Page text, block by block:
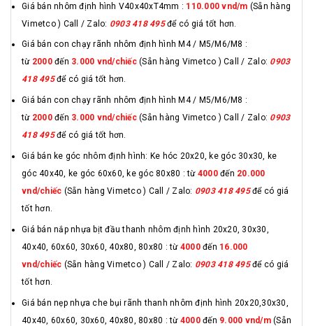
Giá bán nhôm định hình V40x40xT4mm : 110.000 vnd/m (Sẵn hàng
Vimetco ) Call / Zalo: 0903 418 495để có giá tốt hơn.
Giá bán con chạy rãnh nhôm định hình M4 / M5/M6/M8 :
từ 2000đến 3.000 vnd/chiếc(Sẵn hàng Vimetco ) Call / Zalo: 0903
418 495để có giá tốt hơn.
Giá bán con chạy rãnh nhôm định hình M4 / M5/M6/M8 :
từ 2000đến 3.000 vnd/chiếc(Sẵn hàng Vimetco ) Call / Zalo: 0903
418 495để có giá tốt hơn.
Giá bán ke góc nhôm định hình: Ke hóc 20x20, ke góc 30x30, ke
góc 40x40, ke góc 60x60, ke góc 80x80 : từ 4000đến 20.000
vnd/chiếc (Sẵn hàng Vimetco ) Call / Zalo: 0903 418 495để có giá
tốt hơn.
Giá bán nắp nhựa bịt đầu thanh nhôm định hình 20x20, 30x30,
40x40, 60x60, 30x60, 40x80, 80x80 : từ 4000đến 16.000
vnd/chiếc (Sẵn hàng Vimetco ) Call / Zalo: 0903 418 495để có giá
tốt hơn.
Giá bán nẹp nhựa che bụi rãnh thanh nhôm định hình 20x20,30x30,
40x40, 60x60, 30x60, 40x80, 80x80 : từ 4000đến 9.000 vnd/m(Sẵn